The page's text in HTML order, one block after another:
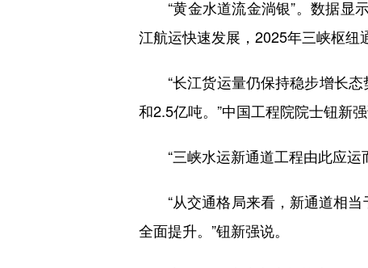
“黄金水道流金淌银”。数据显示
江航运快速发展，2025年三峡枢纽
“长江货运量仍保持稳步增长态
和2.5亿吨。”中国工程院院士钮新强
“三峡水运新通道工程由此应运而
“从交通格局来看，新通道相当于
全面提升。”钮新强说。